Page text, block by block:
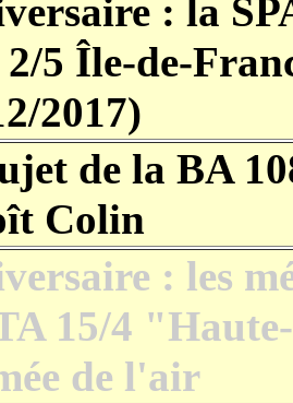
: la
5 Île-de-
2017)
de la BA
Colin
: les
15/4
de l'air